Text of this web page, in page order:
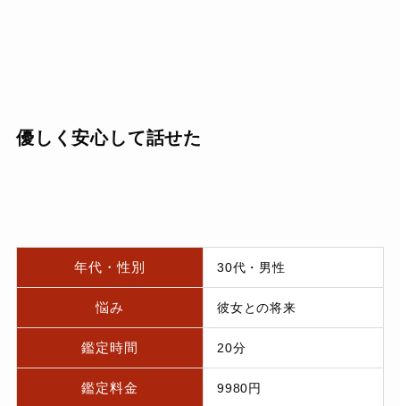
優しく安心して話せた
年代・性別 30代・男性
悩み 彼女との将来
鑑定時間 20分
鑑定料金 9980円